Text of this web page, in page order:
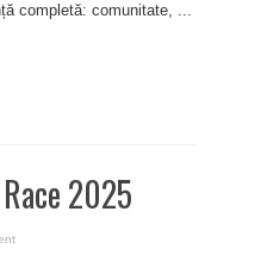
completă: comunitate, ...
2025